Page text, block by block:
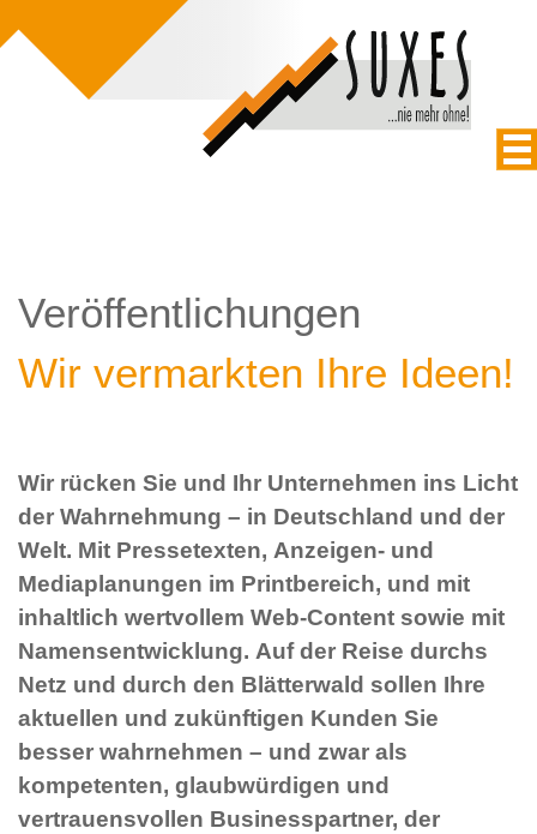
Veröffentlichungen
Wir vermarkten Ihre Ideen!
Wir rücken Sie und Ihr Unternehmen ins Licht
der Wahrnehmung – in Deutschland und der
Welt. Mit Pressetexten, Anzeigen- und
Mediaplanungen im Printbereich, und mit
inhaltlich wertvollem Web-Content sowie mit
Namensentwicklung. Auf der Reise durchs
Netz und durch den Blätterwald sollen Ihre
aktuellen und zukünftigen Kunden Sie
besser wahrnehmen – und zwar als
kompetenten, glaubwürdigen und
vertrauensvollen Businesspartner, der